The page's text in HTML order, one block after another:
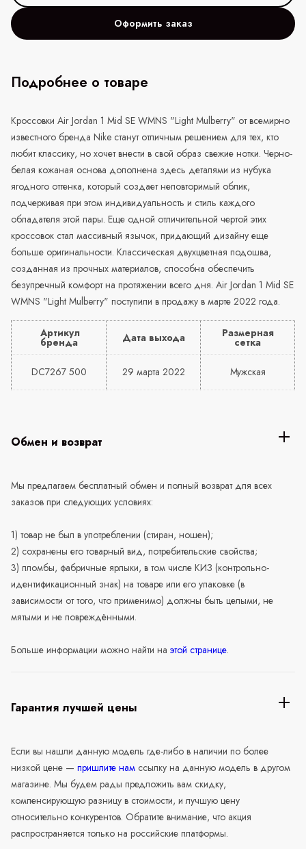
Оформить заказ
Подробнее о товаре
Кроссовки Air Jordan 1 Mid SE WMNS "Light Mulberry" от всемирно
известного бренда Nike станут отличным решением для тех, кто
любит классику, но хочет внести в свой образ свежие нотки. Черно-
белая кожаная основа дополнена здесь деталями из нубука
ягодного оттенка, который создает неповторимый облик,
подчеркивая при этом индивидуальность и стиль каждого
обладателя этой пары. Еще одной отличительной чертой этих
кроссовок стал массивный язычок, придающий дизайну еще
больше оригинальности. Классическая двухцветная подошва,
созданная из прочных материалов, способна обеспечить
безупречный комфорт на протяжении всего дня. Air Jordan 1 Mid SE
WMNS "Light Mulberry" поступили в продажу в марте 2022 года.
Артикул
бренда Дата выхода Размерная
сетка
DC7267 500 29 марта 2022 Мужская
Обмен и возврат
Мы предлагаем бесплатный обмен и полный возврат для всех
заказов при следующих условиях:
1) товар не был в употреблении (стиран, ношен);
2) сохранены его товарный вид, потребительские свойства;
3) пломбы, фабричные ярлыки, в том числе КИЗ (контрольно-
идентификационный знак) на товаре или его упаковке (в
зависимости от того, что применимо) должны быть целыми, не
мятыми и не повреждёнными.
Больше информации можно найти на этой странице.
Гарантия лучшей цены
Если вы нашли данную модель где-либо в наличии по более
низкой цене — пришлите нам ссылку на данную модель в другом
магазине. Мы будем рады предложить вам скидку,
компенсирующую разницу в стоимости, и лучшую цену
относительно конкурентов. Обратите внимание, что акция
распространяется только на российские платформы.